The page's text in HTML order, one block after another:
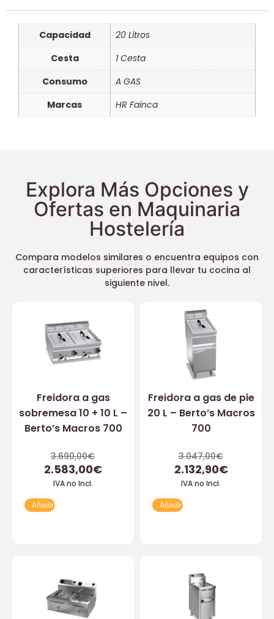
Capacidad
20 Litros
Cesta
1 Cesta
Consumo
A GAS
Marcas
HR Fainca
Explora Más Opciones y
Ofertas en Maquinaria
Hostelería
Compara modelos similares o encuentra equipos con
características superiores para llevar tu cocina al
siguiente nivel.
Freidora a gas
sobremesa 10 + 10 L –
Berto’s Macros 700
3.690,00€
2.583,00€
IVA no Incl.
Añadir
Freidora a gas de pie
20 L – Berto’s Macros
700
3.047,00€
2.132,90€
IVA no Incl.
Añadir